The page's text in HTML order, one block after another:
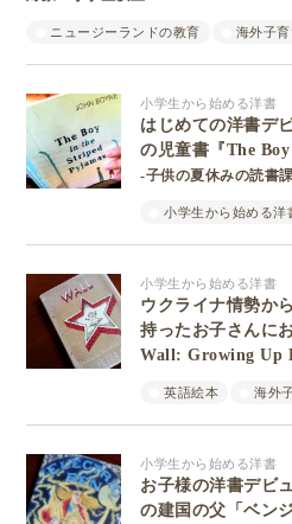
ニュージーランドの教育 海外子
小学生から始める洋書
はじめての洋書デ
の児童書『The
-子供の夏休みの読書
小学生から始める洋
小学生から始める洋書
ウクライナ情勢か
持ったお子さんに
Wall: Growing Up
英語絵本 海外
小学生から始める洋書
お子様の洋書デビ
の建国の父「ベン